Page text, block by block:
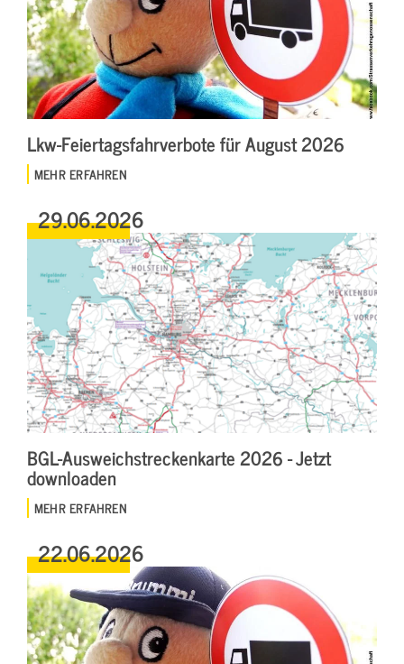
Lkw-Feiertagsfahrverbote für August 2026
MEHR ERFAHREN
29.06.2026
BGL-Ausweichstreckenkarte 2026 - Jetzt
downloaden
MEHR ERFAHREN
22.06.2026